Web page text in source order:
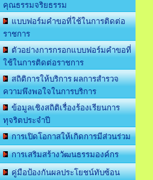
คุณธรรมจริยธรรม
แบบฟอร์มคำขอที่ใช้ในการติดต่อ
ราชการ
ตัวอย่างการกรอกแบบฟอร์มคำขอที่
ใช้ในการติดต่อราชการ
สถิติการให้บริการ ผลการสำรวจ
ความพึงพอใจในการบริการ
ข้อมูลเชิงสถิติเรื่องร้องเรียนการ
ทุจริตประจำปี
การเปิดโอกาสให้เกิดการมีส่วนร่วม
การเสริมสร้างวัฒนธรรมองค์กร
คู่มือป้องกันผลประโยชน์ทับซ้อน